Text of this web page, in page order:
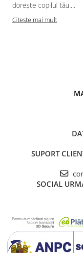
dorește copilul tău....
Citeste mai mult
SUPORT
SOCIAL